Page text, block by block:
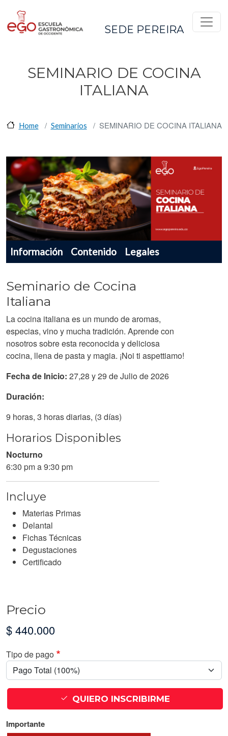
SEDE PEREIRA
SEMINARIO DE COCINA
ITALIANA
Home Seminarios SEMINARIO DE COCINA ITALIANA
Menu navegador producto
Información Contenido Legales
Seminario de Cocina
Italiana
La cocina italiana es un mundo de aromas,
especias, vino y mucha tradición. Aprende con
nosotros sobre esta reconocida y deliciosa
cocina, llena de pasta y magia. ¡Noi ti aspettiamo!
Fecha de Inicio: 27,28 y 29 de Julio de 2026
Duración:
9 horas, 3 horas diarias, (3 días)
Horarios Disponibles
Nocturno
6:30 pm a 9:30 pm
Incluye
Materias Primas
Delantal
Fichas Técnicas
Degustaciones
Certificado
Precio
$ 440.000
Tipo de pago
QUIERO INSCRIBIRME
Importante